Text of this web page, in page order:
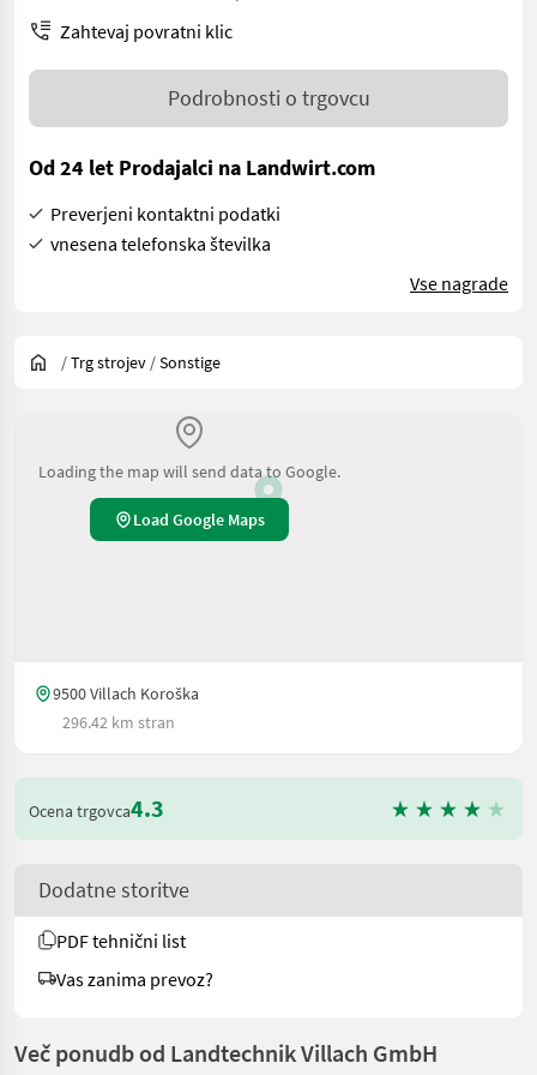
Zahtevaj povratni klic
Podrobnosti o trgovcu
Od 24 let Prodajalci na Landwirt.com
Preverjeni kontaktni podatki
vnesena telefonska številka
Vse nagrade
/Trg strojev /Sonstige
Loading the map will send data to Google.
Load Google Maps
9500 Villach Koroška
296.42 km stran
Ocena trgovca4.3
Dodatne storitve
PDF tehnični list
Vas zanima prevoz?
Več ponudb od Landtechnik Villach GmbH